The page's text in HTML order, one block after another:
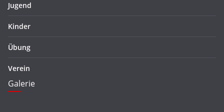
Jugend
Kinder
Übung
Verein
Galerie